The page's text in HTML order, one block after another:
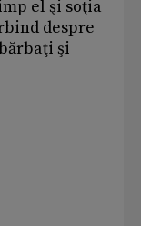
el şi soţia
despre
şi